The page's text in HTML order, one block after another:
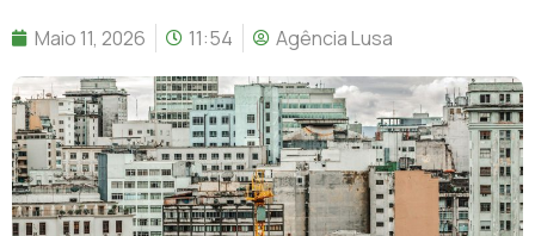
Maio 11, 2026 11:54 Agência Lusa